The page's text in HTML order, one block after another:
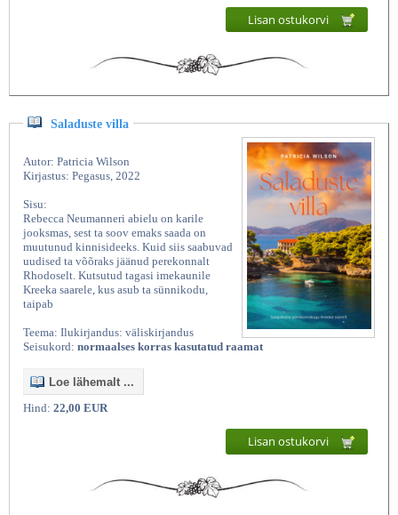
Lisan ostukorvi
Saladuste villa
Autor: Patricia Wilson
Kirjastus: Pegasus, 2022
Sisu:
Rebecca Neumanneri abielu on karile
jooksmas, sest ta soov emaks saada on
muutunud kinnisideeks. Kuid siis saabuvad
uudised ta võõraks jäänud perekonnalt
Rhodoselt. Kutsutud tagasi imekaunile
Kreeka saarele, kus asub ta sünnikodu,
taipab
Teema: Ilukirjandus: väliskirjandus
Seisukord: normaalses korras kasutatud raamat
Loe lähemalt ...
Hind: 22,00 EUR
Lisan ostukorvi